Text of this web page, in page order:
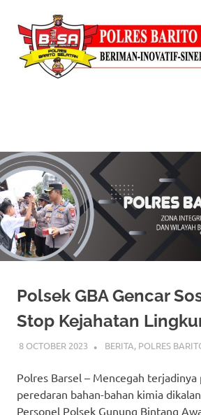
Skip
to
content
Polsek GBA Gencar
Stop Kejahatan
8 OCTOBER 2023 ADMIN_POLRESBARSEL
BERITA, POLRES
Polres Barsel – Mencegah terjadinya
peredaran bahan-bahan kimia
Personel Polsek Gunung Bintang